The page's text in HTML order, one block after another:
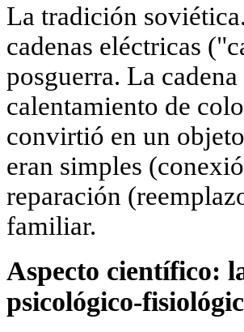
La tradición
cadenas eléctricas
posguerra. La
calentamiento de
convirtió en un
eran simples
reparación
familiar.
Aspecto científico:
psicológico-